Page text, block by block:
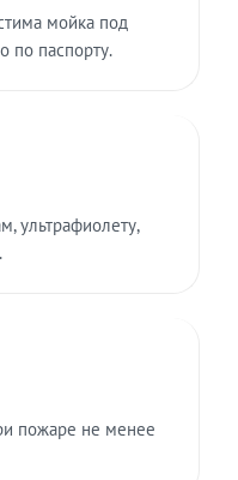
мойка под
по паспорту.
ультрафиолету,
пожаре не менее